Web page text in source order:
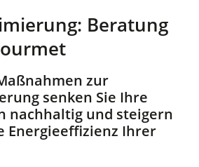
Beratung
zur
senken Sie Ihre
nachhaltig und steigern
Energieeffizienz Ihrer